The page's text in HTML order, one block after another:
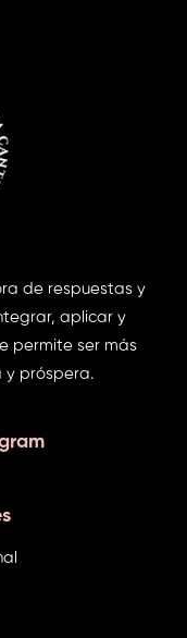
de respuestas y
aplicar y
permite ser más
y próspera.